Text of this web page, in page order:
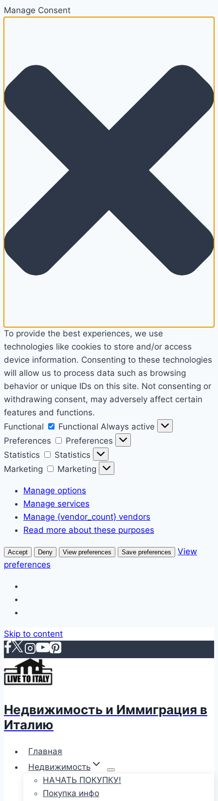
Manage Consent
To provide the best experiences, we use
technologies like cookies to store and/or access
device information. Consenting to these technologies
will allow us to process data such as browsing
behavior or unique IDs on this site. Not consenting or
withdrawing consent, may adversely affect certain
features and functions.
Functional
Functional Always active
Preferences
Preferences
Statistics
Statistics
Marketing
Marketing
Manage options
Manage services
Manage {vendor_count} vendors
Read more about these purposes
Accept Deny View preferences Save preferences
View
preferences
Skip to content
Недвижимость и Иммиграция в
Италию
Главная
Недвижимость
НАЧАТЬ ПОКУПКУ!
Покупка инфо